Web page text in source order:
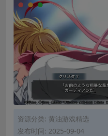
资源分类: 黄油游戏精选
发布时间: 2025-09-04